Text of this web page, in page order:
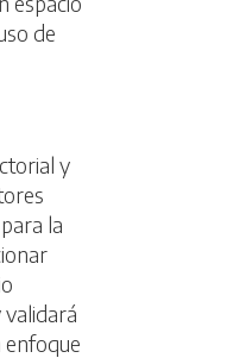
de
y
la
enfoque